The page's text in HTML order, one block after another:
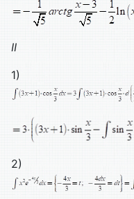
II
1)
2)